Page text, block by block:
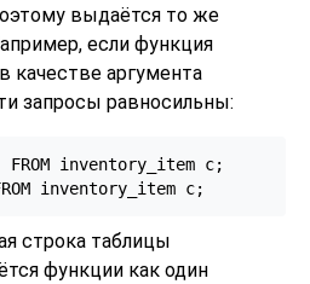
выдаётся то же
если функция
качестве аргумента
запросы равносильны:
FROM inventory_item c;
inventory_item c;
строка таблицы
функции как один